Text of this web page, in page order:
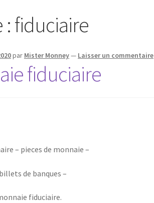
:fiduciaire
par Mister Monney— Laisser un commentaire
fiduciaire
– pieces de monnaie –
de banques –
fiduciaire.